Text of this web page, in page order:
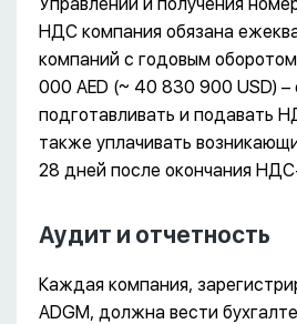
НДС компания обязана
компаний с годовым
000 AED (~ 40 830 900 USD)
подготавливать и подавать
также уплачивать
28 дней после окончания
Аудит и отчетность
Каждая компания,
ADGM, должна вести